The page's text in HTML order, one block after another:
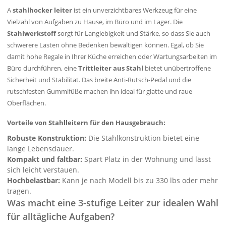
Astahlhocker leiter ist ein unverzichtbares Werkzeug für eine
Vielzahl von Aufgaben zu Hause, im Büro und im Lager. Die
Stahlwerkstoffsorgt für Langlebigkeit und Stärke, so dass Sie auch
schwerere Lasten ohne Bedenken bewältigen können. Egal, ob Sie
damit hohe Regale in Ihrer Küche erreichen oder Wartungsarbeiten im
Büro durchführen, eineTrittleiter aus Stahl bietet unübertroffene
Sicherheit und Stabilität. Das breite Anti-Rutsch-Pedal und die
rutschfesten Gummifüße machen ihn ideal für glatte und raue
Oberflächen.
Vorteile von Stahlleitern für den Hausgebrauch:
Robuste Konstruktion: Die Stahlkonstruktion bietet eine
lange Lebensdauer.
Kompakt und faltbar: Spart Platz in der Wohnung und lässt
sich leicht verstauen.
Hochbelastbar: Kann je nach Modell bis zu 330 lbs oder mehr
tragen.
Was macht eine 3-stufige Leiter zur idealen Wahl
für alltägliche Aufgaben?